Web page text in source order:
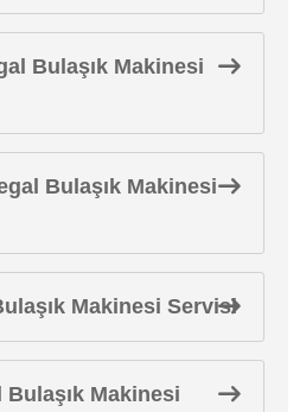
Bulaşık Makinesi
Bulaşık Makinesi
Makinesi Servisi
Bulaşık Makinesi